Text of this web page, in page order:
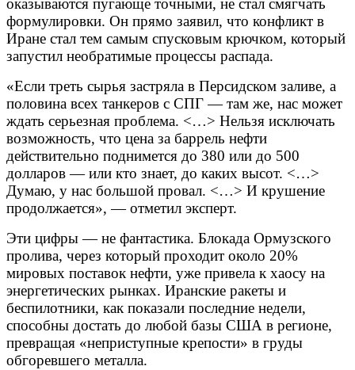
оказываются пугающе точными, не стал смягчать
формулировки. Он прямо заявил, что конфликт в
Иране стал тем самым спусковым крючком, который
запустил необратимые процессы распада.
«Если треть сырья застряла в Персидском заливе, а
половина всех танкеров с СПГ — там же, нас может
ждать серьезная проблема. <…> Нельзя исключать
возможность, что цена за баррель нефти
действительно поднимется до 380 или до 500
долларов — или кто знает, до каких высот. <…>
Думаю, у нас большой провал. <…> И крушение
продолжается», — отметил эксперт.
Эти цифры — не фантастика. Блокада Ормузского
пролива, через который проходит около 20%
мировых поставок нефти, уже привела к хаосу на
энергетических рынках. Иранские ракеты и
беспилотники, как показали последние недели,
способны достать до любой базы США в регионе,
превращая «неприступные крепости» в груды
обгоревшего металла.